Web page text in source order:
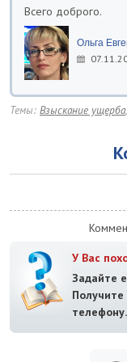
Всего доброго.
Ольга
Темы: Взыскание ущерба
У Вас
Задайте
телефону.